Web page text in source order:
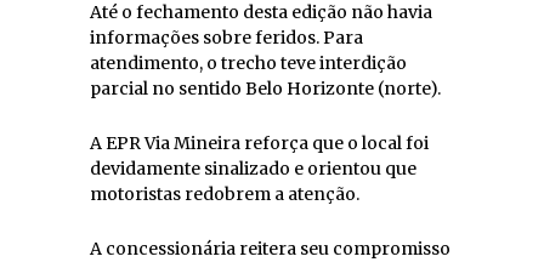
Até o fechamento desta edição não havia
informações sobre feridos. Para
atendimento, o trecho teve interdição
parcial no sentido Belo Horizonte (norte).
A EPR Via Mineira reforça que o local foi
devidamente sinalizado e orientou que
motoristas redobrem a atenção.
A concessionária reitera seu compromisso